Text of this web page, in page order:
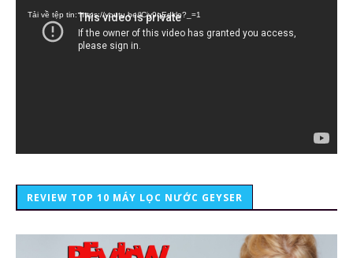
Tải về tệp tin: https://youtu.be/lCiy9qEdklo?_=1
REVIEW TOP 10 MÁY LỌC NƯỚC GEYSER